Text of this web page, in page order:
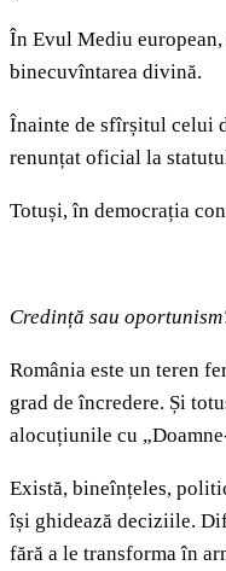
În Evul Mediu
binecuvîntarea divină.
Înainte de sfîrșitul celui
renunțat oficial la
Totuși, în democrația
Credință sau
România este un teren
grad de încredere. Și
alocuțiunile cu
Există, bineînțeles,
își ghidează deciziile.
fără a le transforma în